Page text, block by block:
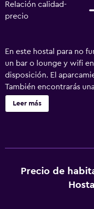
Relación calidad-
precio
En este hostal para no
un bar o lounge y wifi
disposición. El
También encontrarás
de recepción 24 horas y
BJ Hostal Bona Vista
servicio de limpieza
esparcimiento en este
Leer más
Precio de